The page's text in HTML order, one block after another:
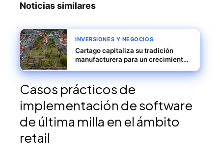
Noticias similares
INVERSIONES Y NEGOCIOS
Cartago capitaliza su tradición
manufacturera para un crecimiento
Casos prácticos de
implementación de software
de última milla en el ámbito
retail